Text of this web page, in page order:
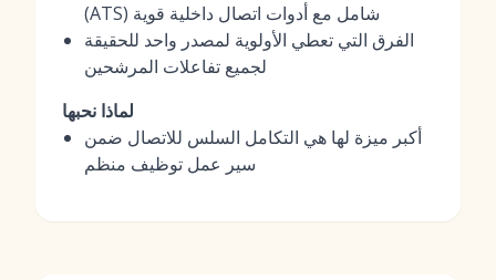
(ATS) شامل مع أدوات اتصال داخلية قوية
الفرق التي تعطي الأولوية لمصدر واحد للحقيقة
لجميع تفاعلات المرشحين
لماذا نحبها
أكبر ميزة لها هي التكامل السلس للاتصال ضمن
سير عمل توظيف منظم